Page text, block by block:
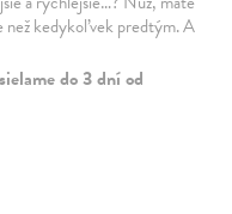
než kedykoľvek predtým. A
do 3 dní od